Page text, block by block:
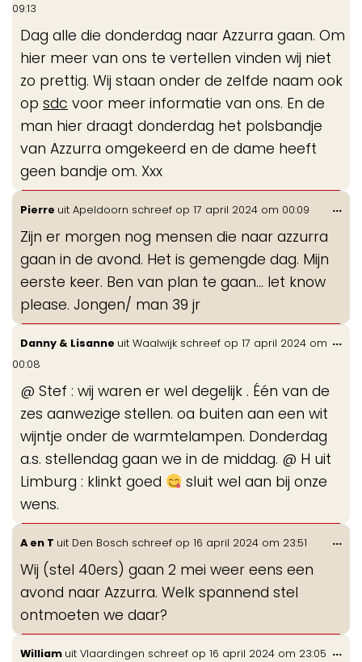
09:13
Dag alle die donderdag naar Azzurra gaan. Om
hier meer van ons te vertellen vinden wij niet
zo prettig. Wij staan onder de zelfde naam ook
op sdc voor meer informatie van ons. En de
man hier draagt donderdag het polsbandje
van Azzurra omgekeerd en de dame heeft
geen bandje om. Xxx
Pierre uit Apeldoorn schreef op 17 april 2024 om 00:09
Zijn er morgen nog mensen die naar azzurra
gaan in de avond. Het is gemengde dag. Mijn
eerste keer. Ben van plan te gaan… let know
please. Jongen/ man 39 jr
...
Danny & Lisanne uit Waalwijk schreef op 17 april 2024 om
00:08
@ Stef : wij waren er wel degelijk . Één van de
zes aanwezige stellen. oa buiten aan een wit
wijntje onder de warmtelampen. Donderdag
a.s. stellendag gaan we in de middag. @ H uit
Limburg : klinkt goed
sluit wel aan bij onze
wens.
...
A en T uit Den Bosch schreef op 16 april 2024 om 23:51
Wij (stel 40ers) gaan 2 mei weer eens een
avond naar Azzurra. Welk spannend stel
ontmoeten we daar?
...
William uit Vlaardingen schreef op 16 april 2024 om 23:05 ...